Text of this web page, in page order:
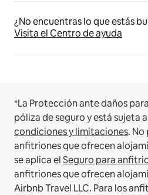
¿No encuentras lo que estás
Visita el Centro de ayuda
*La Protección ante daños
póliza de seguro y está sujeta
condiciones y limitaciones. No
anfitriones que ofrecen
se aplica elSeguro para
anfitriones que ofrecen
Airbnb Travel LLC. Para los